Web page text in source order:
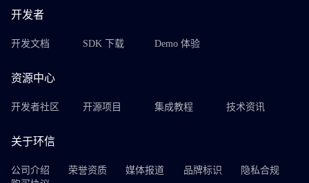
开发者
开发文档 SDK 下载 Demo 体验
资源中心
开发者社区 开源项目 集成教程 技术资讯
关于环信
公司介绍 荣誉资质 媒体报道 品牌标识
隐私合规